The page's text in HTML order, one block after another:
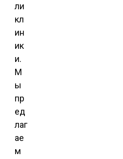
ли
кл
ин
ик
и.
М
ы
пр
ед
лаг
ае
м